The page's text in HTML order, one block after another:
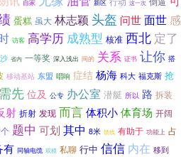
自家 新区 这一次
蛋糕 虽大 林志颖 头盔 问世面世 感
访客 高学历 成熟型 核准 西北 定了
省内 一等奖 深入浅出 间的 关系 证书 让你 搭
移动基站 东盟 唱响 症结 杨海 科大 福克斯 抢
需先 位及 公专 办公室 潜艇 所以 路 拆装
射 折射 发现 而言体积小体育场 开阔
题中 可划 其中 8米 馈线 有助于 功能上 占
有 同轴电缆 双模 私聊 行中 信信 内在 移到